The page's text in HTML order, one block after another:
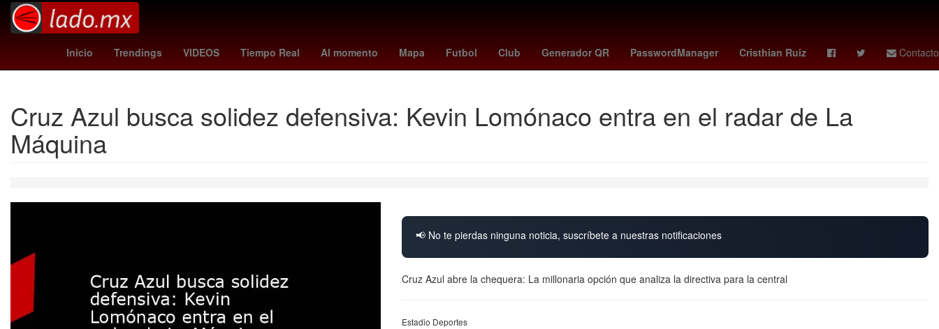
Inicio Trendings VIDEOS Tiempo Real Al momento Mapa Futbol Club Generador QR PasswordManager Cristhian Ruiz Contacto
Star Wars Puebla de Zaragoza atleta Tierra cam skattebo Dólar estadounidense Gobierno summerslam wwe Sunderland AFC - Coventry City jorge romero herrera
Cruz Azul busca solidez defensiva: Kevin Lomónaco entra en el radar de La
Máquina
📢 No te pierdas ninguna noticia, suscríbete a nuestras notificaciones
Cruz Azul abre la chequera: La millonaria opción que analiza la directiva para la central
Estadio Deportes